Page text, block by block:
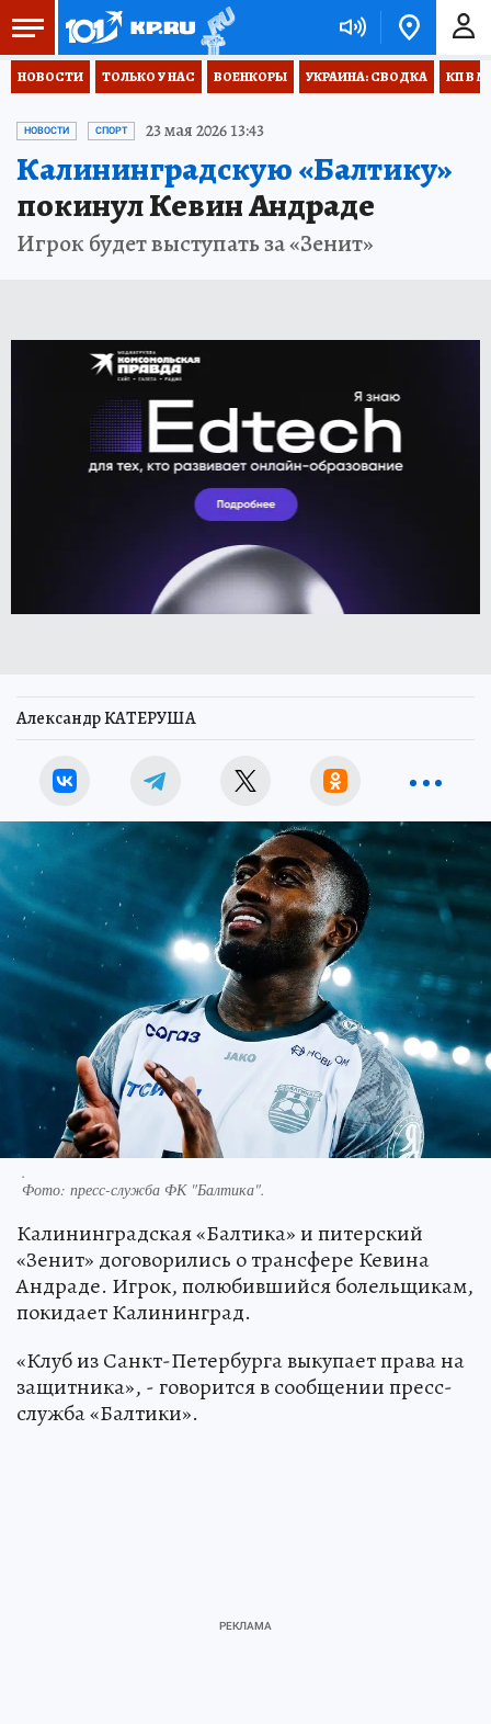
НОВОСТИ ТОЛЬКО У НАС ВОЕНКОРЫ УКРАИНА: СВОДКА КП В
НОВОСТИ СПОРТ 23 мая 2026 13:43
Калининградскую «Балтику»
покинул Кевин Андраде
Игрок будет выступать за «Зенит»
Александр КАТЕРУША
.
Фото: пресс-служба ФК "Балтика".
Калининградская «Балтика» и питерский
«Зенит» договорились о трансфере Кевина
Андраде. Игрок, полюбившийся болельщикам,
покидает Калининград.
«Клуб из Санкт-Петербурга выкупает права на
защитника», - говорится в сообщении пресс-
служба «Балтики».